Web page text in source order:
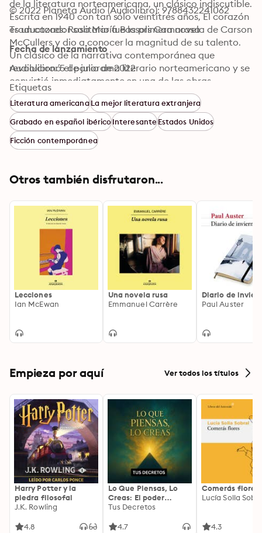
de la literatura norteamericana, un clásico indiscutible.
Escrita en 1940 con tan sólo veintitrés años, El corazón
es un cazador solitario fue la primera novela de Carson
McCullers y dio a conocer la magnitud de su talento.
Un clásico de la narrativa contemporánea que
revolucionó el panorama literario norteamericano y se
convirtió inmediatamente en una de las obras
capitales de la narrativa. Con prólogo de Elvira Lindo.
© 2022 Planeta Audio (Audiolibro): 9788432241062
Traductores: Rosa María Bassols Camarasa
Fecha de lanzamiento
Audiolibro: 5 de julio de 2022
Etiquetas
Literatura americanaLa mejor literatura extranjera
Grabado en español ibéricoInteresanteEstados Unidos
Ficción contemporánea
Otros también disfrutaron...
Lecciones
Ian McEwan
Una novela rusa
Emmanuel Carrère
Diario de
Paul Auster
Empieza por aquí Ver todos los títulos
Harry Potter y la
piedra filosofal
J.K. Rowling
4.8
Lo Que Piensas, Lo
Creas: El poder
invisible de tus
tu energía para
Tus Decretos
4.7
Comerás flores
Lucía Solla
4.3